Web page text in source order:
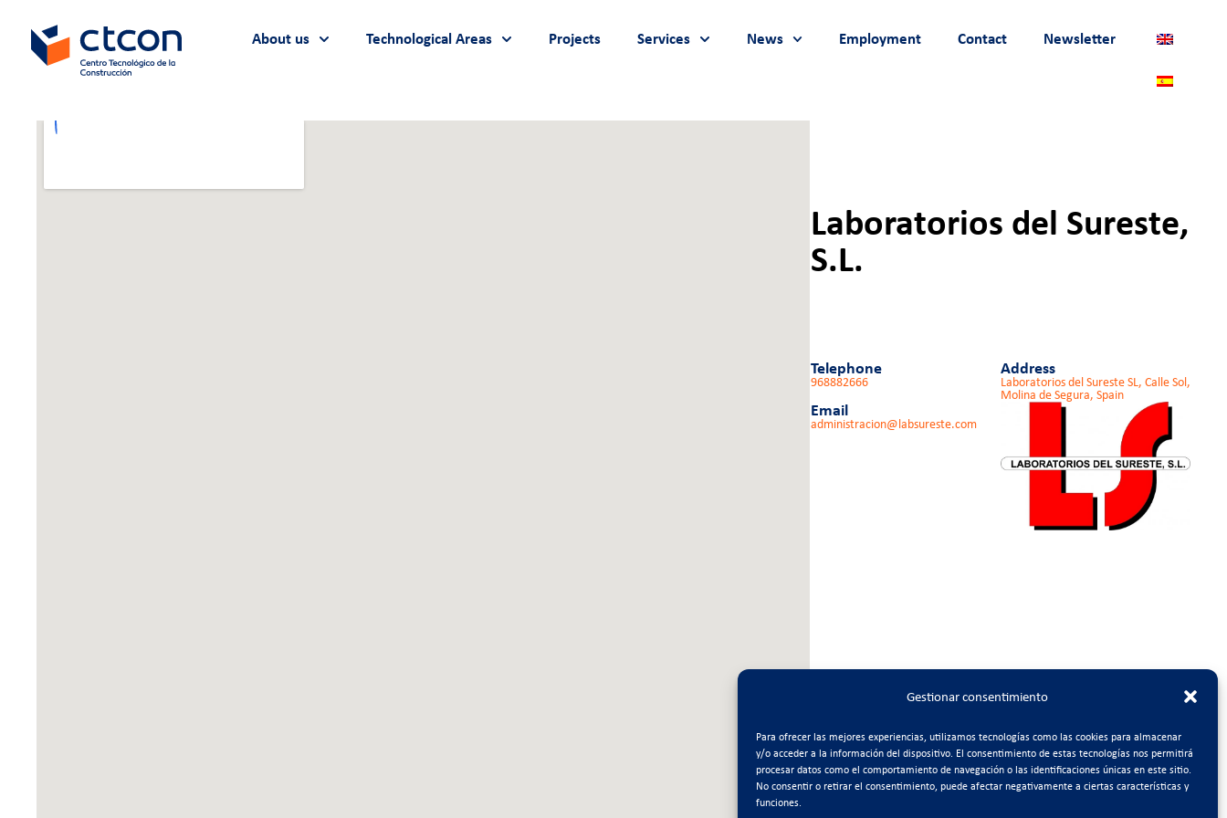
Gestionar consentimiento
Para ofrecer las mejores experiencias, utilizamos tecnologías como las cookies para almacenar
y/o acceder a la información del dispositivo. El consentimiento de estas tecnologías nos permitirá
procesar datos como el comportamiento de navegación o las identificaciones únicas en este sitio.
No consentir o retirar el consentimiento, puede afectar negativamente a ciertas características y
funciones.
About us Technological Areas Projects Services News Employment Contact Newsletter
Laboratorios del Sureste,
S.L.
Telephone
968882666
Address
Laboratorios del Sureste SL, Calle Sol,
Molina de Segura, Spain
Email
administracion@labsureste.com